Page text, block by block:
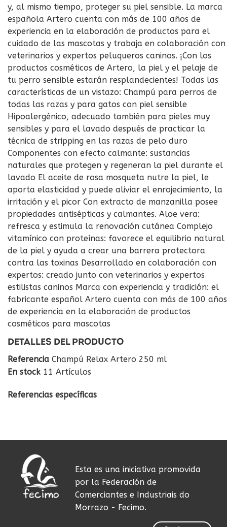
y, al mismo tiempo, proteger su piel sensible. La marca
española Artero cuenta con más de 100 años de
experiencia en la elaboración de productos para el
cuidado de las mascotas y trabaja en colaboración con
veterinarios y expertos peluqueros caninos. ¡Con los
productos cosméticos de Artero, la piel y el pelaje de
tu perro sensible estarán resplandecientes! Todas las
características de un vistazo: Champú para perros de
todas las razas y para gatos con piel sensible
Hipoalergénico, adecuado también para pieles muy
sensibles y para el lavado después de practicar la
técnica de stripping en las razas de pelo duro
Componentes con efecto calmante: sustancias
naturales que protegen y regeneran la piel durante el
lavado El aceite de rosa mosqueta nutre la piel, le
aporta elasticidad y puede aliviar el enrojecimiento, la
irritación y el picor Con extracto de manzanilla posee
propiedades antisépticas y calmantes. Aloe vera:
refresca y estimula la renovación cutánea Complejo
vitamínico con proteínas: favorece el equilibrio natural
de la piel y ayuda a crear una barrera protectora
contra las toxinas Desarrollado en colaboración con
expertos: creado junto con veterinarios y expertos
estilistas caninos Marca con experiencia y tradición: el
fabricante español Artero cuenta con más de 100 años
de experiencia en la elaboración de productos
cosméticos para mascotas
DETALLES DEL PRODUCTO
Referencia Champú Relax Artero 250 ml
En stock 11 Artículos
Referencias específicas
Esta es una iniciativa promovida
por la Federación de
Comerciantes e Industriais do
Morrazo - Fecimo.